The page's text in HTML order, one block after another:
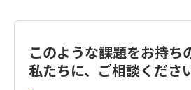
このような課題をお持ち
私たちに、ご相談くださ